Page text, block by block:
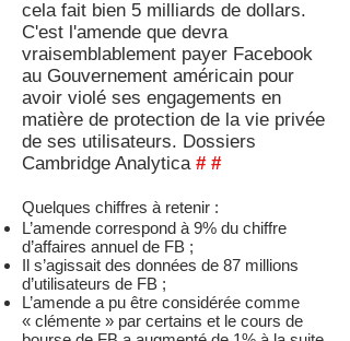
cela fait bien 5 milliards de dollars.
C'est l'amende que devra
vraisemblablement payer Facebook
au Gouvernement américain pour
avoir violé ses engagements en
matière de protection de la vie privée
de ses utilisateurs. Dossiers
Cambridge Analytica # #
Quelques chiffres à retenir :
L’amende correspond à 9% du chiffre
d’affaires annuel de FB ;
Il s’agissait des données de 87 millions
d’utilisateurs de FB ;
L’amende a pu être considérée comme
« clémente » par certains et le cours de